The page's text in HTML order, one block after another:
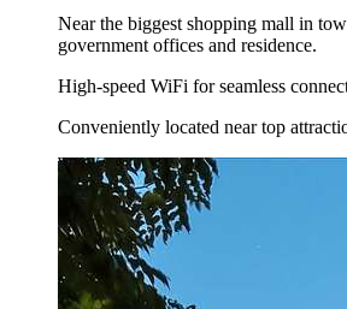
Near the biggest shopping mall in
government offices and residence.
High-speed WiFi for seamless
Conveniently located near top